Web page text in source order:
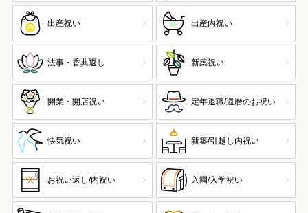
出産祝い 出産内祝い
法事・香典返し 新築祝い
開業・開店祝い 定年退職/還暦のお祝い
快気祝い 新築/引越し内祝い
お祝い返し/内祝い 入園/入学祝い